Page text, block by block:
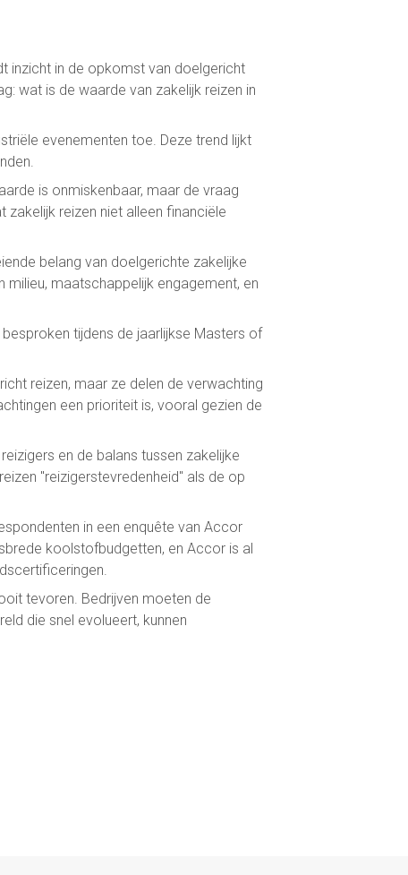
inzicht in de opkomst van doelgericht
wat is de waarde van zakelijk reizen in
evenementen toe. Deze trend lijkt
is onmiskenbaar, maar de vraag
reizen niet alleen financiële
belang van doelgerichte zakelijke
maatschappelijk engagement, en
tijdens de jaarlijkse Masters of
reizen, maar ze delen de verwachting
een prioriteit is, vooral gezien de
en de balans tussen zakelijke
"reizigerstevredenheid" als de op
in een enquête van Accor
koolstofbudgetten, en Accor is al
tevoren. Bedrijven moeten de
die snel evolueert, kunnen